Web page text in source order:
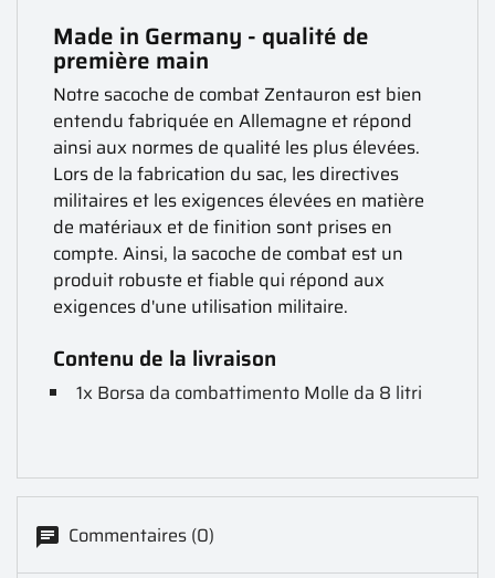
Made in Germany - qualité de
première main
Notre sacoche de combat Zentauron est bien
entendu fabriquée en Allemagne et répond
ainsi aux normes de qualité les plus élevées.
Lors de la fabrication du sac, les directives
militaires et les exigences élevées en matière
de matériaux et de finition sont prises en
compte. Ainsi, la sacoche de combat est un
produit robuste et fiable qui répond aux
exigences d'une utilisation militaire.
Contenu de la livraison
1x Borsa da combattimento Molle da 8 litri
Commentaires (0)